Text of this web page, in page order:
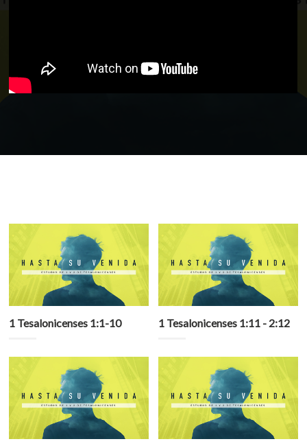
1 Tesalonicenses 1:1-10 1 Tesalonicenses 1:11 - 2:12